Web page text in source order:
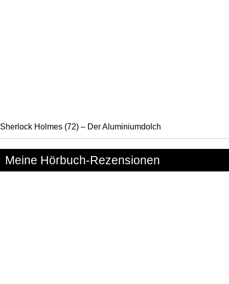
Sherlock Holmes (72) – Der Aluminiumdolch
Meine Hörbuch-Rezensionen